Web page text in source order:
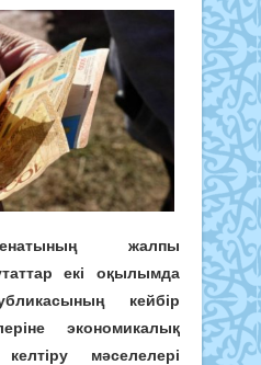
жалпы
екі оқылымда
кейбір
экономикалық
мәселелері